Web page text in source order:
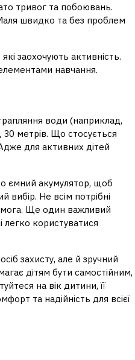
тривог та побоювань.
швидко та без проблем
заохочують активність.
навчання.
води (наприклад,
30 метрів. Що стосується
для активних дітей
ємний акумулятор, щоб
вибір. Не всім потрібні
Ще один важливий
легко користуватися
захисту, але й зручний
дітям бути самостійним,
на вік дитини, її
та надійність для всієї